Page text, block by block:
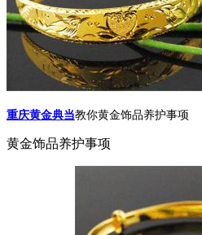
重庆黄金典当教你黄金饰品养护事项
黄金饰品养护事项